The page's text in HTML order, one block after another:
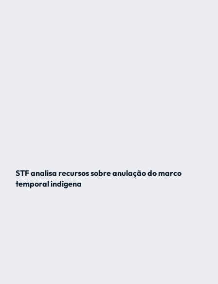
STF analisa recursos sobre anulação do marco
temporal indígena